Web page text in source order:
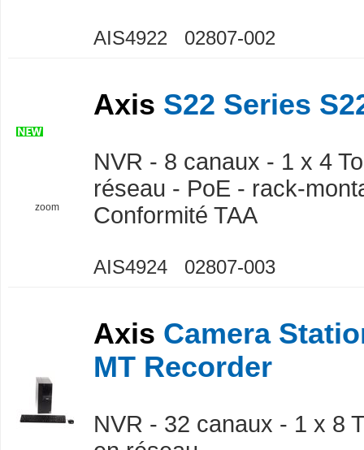
AIS4922 02807-002
zoom
Axis S22 Series
NVR - 8 canaux - 1 x 4
réseau - PoE - rack-
Conformité TAA
AIS4924 02807-003
Axis Camera
MT Recorder
NVR - 32 canaux - 1 x 8